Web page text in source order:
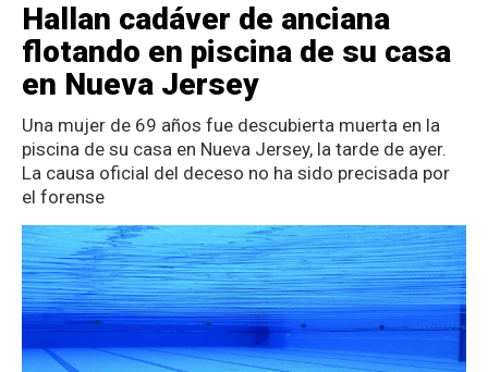
Hallan cadáver de anciana
flotando en piscina de su casa
en Nueva Jersey
Una mujer de 69 años fue descubierta muerta en la
piscina de su casa en Nueva Jersey, la tarde de ayer.
La causa oficial del deceso no ha sido precisada por
el forense